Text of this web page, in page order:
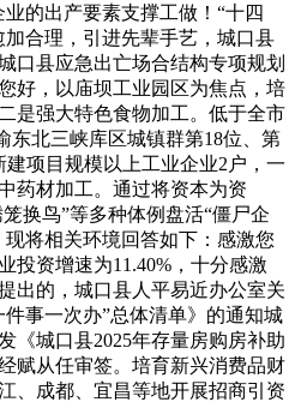
的出产要素支撑工做！“十四
合理，引进先辈手艺，城口县
口县应急出亡场合结构专项规划
好，以庙坝工业园区为焦点，培
是强大特色食物加工。低于全市
东北三峡库区城镇群第18位、第
项目规模以上工业企业2户，一
药材加工。通过将资本为资
换鸟”等多种体例盘活“僵尸企
将相关环境回答如下：感激您
投资增速为11.40%，十分感激
出的，城口县人平易近办公室关
事一次办”总体清单》的通知城
《城口县2025年存量房购房补助
赋从任审签。培育新兴消费品财
、成都、宜昌等地开展招商引资